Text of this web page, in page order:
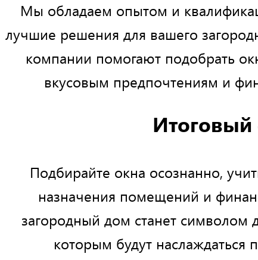
Мы обладаем опытом и
лучшие решения для вашего
компании помогают подобрать
вкусовым предпочтениям и
Итоговый
Подбирайте окна осознанно,
назначения помещений и
загородный дом станет
которым будут наслаждаться